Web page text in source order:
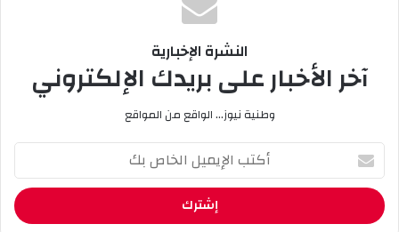
النشرة الإخبارية
آخر الأخبار على بريدك الإلكتروني
وطنية نيوز... الواقع من المواقع
أ
ت
ب